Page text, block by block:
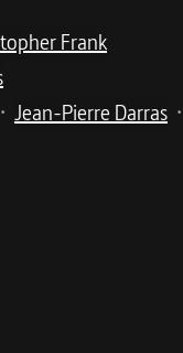
Frank
• Jean-Pierre Darras •